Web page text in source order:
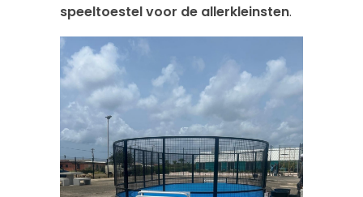
speeltoestel voor de allerkleinsten.